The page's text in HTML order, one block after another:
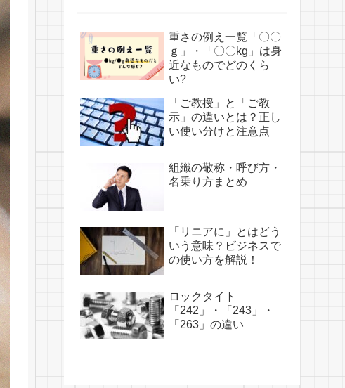
重さの例え一覧「〇〇
ｇ」・「〇〇kg」は身
近なものでどのくら
い?
「ご教授」と「ご教
示」の違いとは？正し
い使い分けと注意点
組織の敬称・呼び方・
名乗り方まとめ
「リニアに」とはどう
いう意味？ビジネスで
の使い方を解説！
ロックタイト
「242」・「243」・
「263」の違い